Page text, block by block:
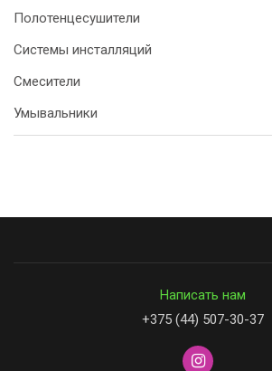
Полотенцесушители
Системы инсталляций
Смесители
Умывальники
Написать нам
+375 (44) 507-30-37